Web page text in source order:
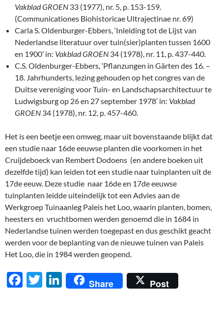
Vakblad GROEN 33 (1977), nr. 5, p. 153-159.
(Communicationes Biohistoricae Ultrajectinae nr. 69)
Carla S. Oldenburger-Ebbers, ‘Inleiding tot de Lijst van
Nederlandse literatuur over tuin(sier)planten tussen 1600
en 1900’ in: Vakblad GROEN 34 (1978), nr. 11, p. 437-440.
C.S. Oldenburger-Ebbers, ‘Pflanzungen in Gärten des 16. –
18. Jahrhunderts, lezing gehouden op het congres van de
Duitse vereniging voor Tuin- en Landschapsarchitectuur te
Ludwigsburg op 26 en 27 september 1978’ in: Vakblad
GROEN 34 (1978), nr. 12, p. 457-460.
Het is een beetje een omweg, maar uit bovenstaande blijkt dat
een studie naar 16de eeuwse planten die voorkomen in het
Cruijdeboeck van Rembert Dodoens (en andere boeken uit
dezelfde tijd) kan leiden tot een studie naar tuinplanten uit de
17de eeuw. Deze studie naar 16de en 17de eeuwse
tuinplanten leidde uiteindelijk tot een Advies aan de
Werkgroep Tuinaanleg Paleis het Loo, waarin planten, bomen,
heesters en vruchtbomen werden genoemd die in 1684 in
Nederlandse tuinen werden toegepast en dus geschikt geacht
werden voor de beplanting van de nieuwe tuinen van Paleis
Het Loo, die in 1984 werden geopend.
F
T
Li
n
Share Post